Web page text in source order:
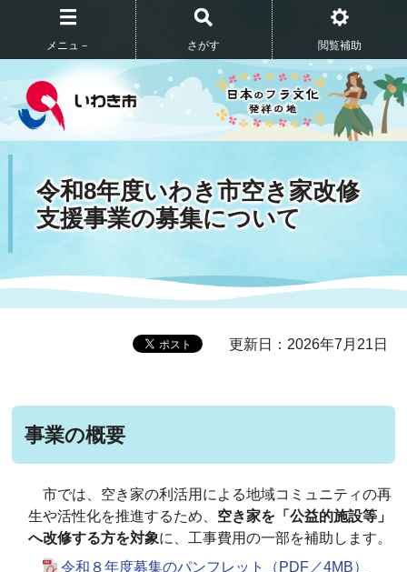
メニュ－ さがす 閲覧補助
令和8年度いわき市空き家改修
支援事業の募集について
更新日：2026年7月21日
事業の概要
市では、空き家の利活用による地域コミュニティの再
生や活性化を推進するため、 空き家を「公益的施設等」
へ改修する方を対象に
、工事費用の一部を補助します。
令和８年度募集のパンフレット（PDF／4MB）